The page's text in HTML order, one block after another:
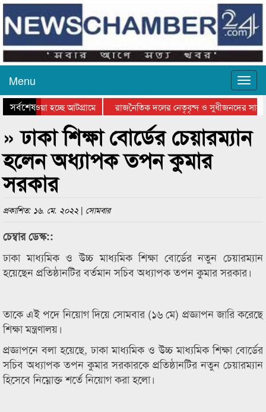
Menu
সর্বশেষ
যাওয়া হচ্ছে আটগ্রামে
রাজনৈতিক দলের নেতৃবৃন্দ ও সুধীজনদের সাথে
পুরস্কার বিতরণ সম্পন্ন
সিলেটে বাংলাদেশ গ্রুপ থিয়েটার
» ঢাকা শিক্ষা বোর্ডের চেয়ারম্যান
হলেন অধ্যাপক তপন কুমার
সরকার
প্রকাশিত: ১৬. মে. ২০২২ | সোমবার
চেম্বার ডেস্ক::
ঢাকা মাধ্যমিক ও উচ্চ মাধ্যমিক শিক্ষা বোর্ডের নতুন চেয়ারম্যান
হয়েছেন প্রতিষ্ঠানটির বর্তমান সচিব অধ্যাপক তপন কুমার সরকার।
তাকে এই পদে নিয়োগ দিয়ে সোমবার (১৬ মে) প্রজ্ঞাপন জারি করেছে
শিক্ষা মন্ত্রণালয়।
প্রজ্ঞাপনে বলা হয়েছে, ঢাকা মাধ্যমিক ও উচ্চ মাধ্যমিক শিক্ষা বোর্ডের
সচিব অধ্যাপক তপন কুমার সরকারকে প্রতিষ্ঠানটির নতুন চেয়ারম্যান
হিসেবে নিম্নোক্ত শর্তে নিয়োগ করা হলো।